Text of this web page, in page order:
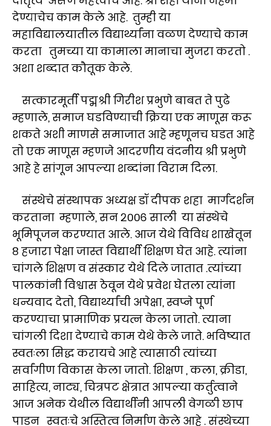
देण्याचेच काम केले आहे. तुम्ही या
महाविद्यालयातील विद्यार्थ्यांना वळण देण्याचे काम
करता तुमच्या या कामाला मानाचा मुजरा करतो .
अशा शब्दात कौतूक केले.
सत्कारमूर्ती पद्मश्री गिरीश प्रभुणे बाबत ते पुढे
म्हणाले, समाज घडविण्याची क्रिया एक माणूस करू
शकते अशी माणसे समाजात आहे म्हणूनच घडत आहे
तो एक माणूस म्हणजे आदरणीय वंदनीय श्री प्रभुणे
आहे हे सांगून आपल्या शब्दांना विराम दिला.
संस्थेचे संस्थापक अध्यक्ष डॉ दीपक शहा मार्गदर्शन
करताना म्हणाले, सन २००६ साली या संस्थेचे
भूमिपूजन करण्यात आले. आज येथे विविध शाखेतून
८ हजारा पेक्षा जास्त विद्यार्थी शिक्षण घेत आहे. त्यांना
चांगले शिक्षण व संस्कार येथे दिले जातात .त्यांच्या
पालकांनी विश्वास ठेवून येथे प्रवेश घेतला त्यांना
धन्यवाद देतो, विद्यार्थ्यांची अपेक्षा, स्वप्ने पूर्ण
करण्याचा प्रामाणिक प्रयत्न केला जातो. त्याना
चांगली दिशा देण्याचे काम येथे केले जाते. भविष्यात
स्वतःला सिद्ध करायचे आहे त्यासाठी त्यांच्या
सर्वांगीण विकास केला जातो. शिक्षण , कला, क्रीडा,
साहित्य, नाट्य, चित्रपट क्षेत्रात आपल्या कर्तुत्वाने
आज अनेक येथील विद्यार्थीनी आपली वेगळी छाप
पाडून स्वतःचे अस्तित्व निर्माण केले आहे . संस्थेच्या